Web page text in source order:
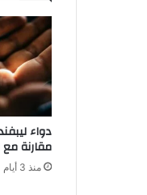
ق
ا
ي
ة
م
ن
م
ر
ض
ا
دواء
مقارنة مع
منذ 3 أيام